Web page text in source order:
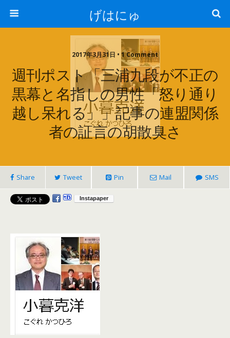
げはにゅ
2017年3月31日 • 1 Comment
週刊ポスト「三浦九段が不正の
黒幕と名指しの男性「怒り通り
越し呆れる」」記事の連盟関係
者の証言の胡散臭さ
Share Tweet Pin Mail SMS